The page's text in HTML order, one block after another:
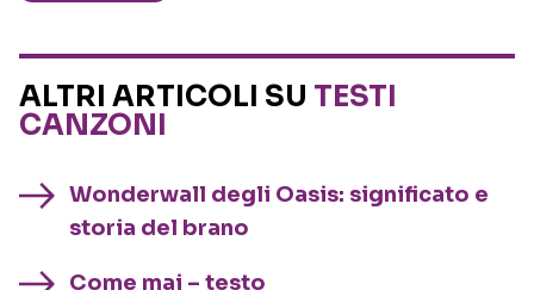
ALTRI ARTICOLI SU TESTI
CANZONI
Wonderwall degli Oasis: significato e
storia del brano
Come mai – testo